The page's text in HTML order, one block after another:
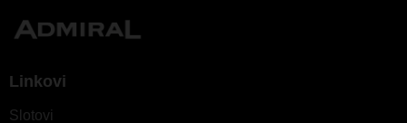
Linkovi
Slotovi